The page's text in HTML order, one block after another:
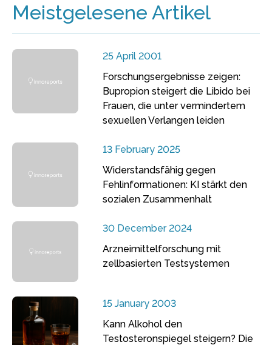
Meistgelesene Artikel
25 April 2001
Forschungsergebnisse zeigen:
Bupropion steigert die Libido bei
Frauen, die unter vermindertem
sexuellen Verlangen leiden
13 February 2025
Widerstandsfähig gegen
Fehlinformationen: KI stärkt den
sozialen Zusammenhalt
30 December 2024
Arzneimittelforschung mit
zellbasierten Testsystemen
15 January 2003
Kann Alkohol den
Testosteronspiegel steigern? Die